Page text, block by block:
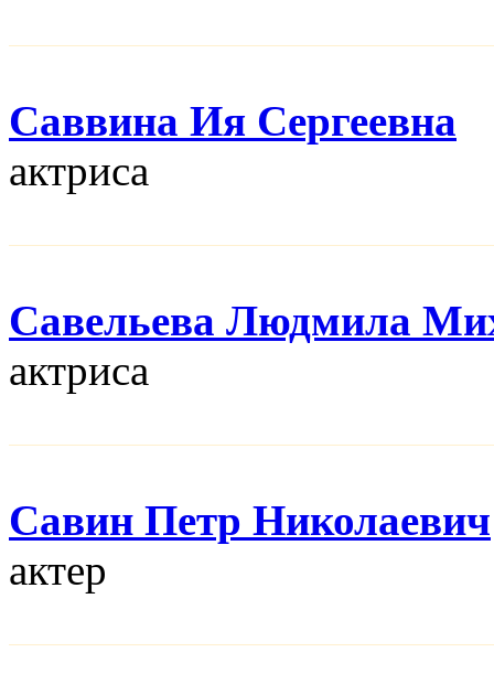
Саввина Ия Сергеевна
актриса
Савельева Людмила
актриса
Савин Петр Николаевич
актер